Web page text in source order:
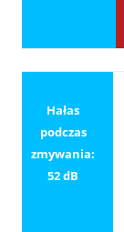
Hałas
podczas
zmywania:
52 dB